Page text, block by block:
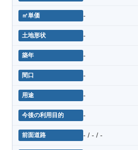
-
-
-
-
-
-
- / - / -